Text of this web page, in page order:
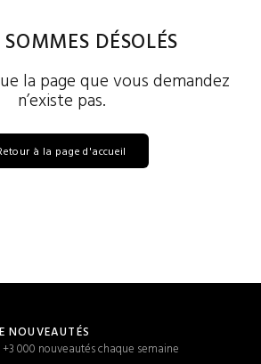
DÉSOLÉS
la page que vous demandez
n’existe pas.
à la page d'accueil
NOUVEAUTÉS
000 nouveautés chaque semaine